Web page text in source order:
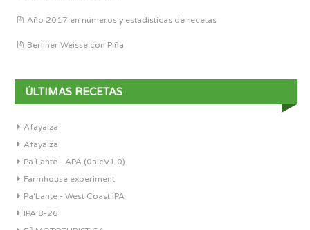
Año 2017 en números y estadísticas de recetas
Berliner Weisse con Piña
ÚLTIMAS RECETAS
Afayaiza
Afayaiza
Pa´Lante - APA (0alcV1.0)
Farmhouse experiment
Pa'Lante - West Coast IPA
IPA 8-26